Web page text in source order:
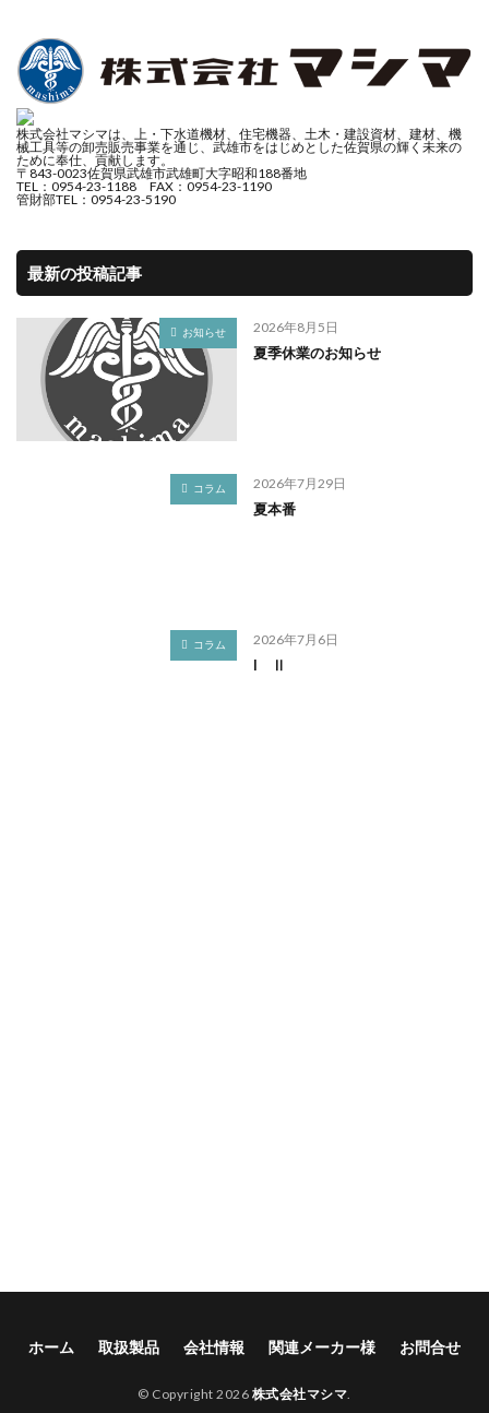
株式会社マシマは、上・下水道機材、住宅機器、土木・建設資材、建材、機
械工具等の卸売販売事業を通じ、武雄市をはじめとした佐賀県の輝く未来の
ために奉仕、貢献します。
〒843-0023佐賀県武雄市武雄町大字昭和188番地
TEL：0954-23-1188 FAX：0954-23-1190
管財部TEL：0954-23-5190
最新の投稿記事
お知らせ 2026年8月5日
夏季休業のお知らせ
コラム 2026年7月29日
夏本番
コラム 2026年7月6日
I Ⅱ
ホーム 取扱製品 会社情報 関連メーカー様 お問合せ
© Copyright 2026 株式会社マシマ